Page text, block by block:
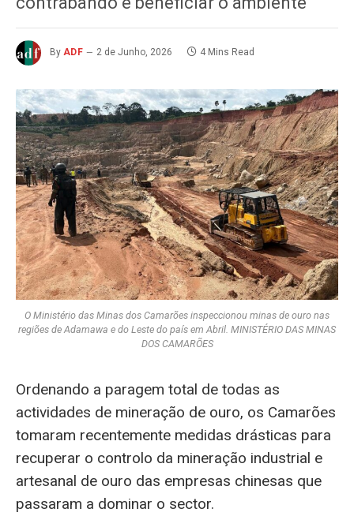
By ADF 2 de Junho, 2026 4 Mins Read
O Ministério das Minas dos Camarões inspeccionou minas de ouro nas
regiões de Adamawa e do Leste do país em Abril. MINISTÉRIO DAS MINAS
DOS CAMARÕES
Ordenando a paragem total de todas as
actividades de mineração de ouro, os Camarões
tomaram recentemente medidas drásticas para
recuperar o controlo da mineração industrial e
artesanal de ouro das empresas chinesas que
passaram a dominar o sector.